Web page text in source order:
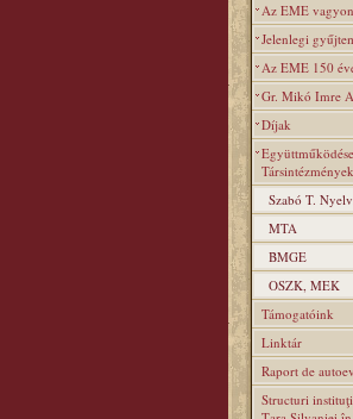
Az EME
Jelenlegi
Az EME 150
Gr. Mikó Imre
Díjak
Társintézmények
Szabó T.
MTA
BMGE
OSZK, MEK
Támogatóink
Linktár
Raport de
Structuri